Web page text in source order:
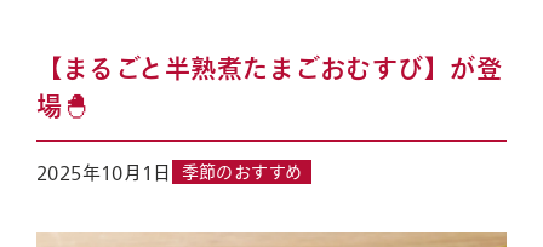
【まるごと半熟煮たまごおむすび】が登
場🐣
2025年10月1日 季節のおすすめ